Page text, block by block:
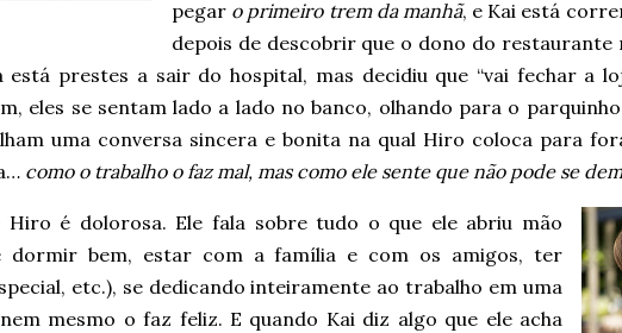
pegar o primeiro trem da manhã, e Kai está
depois de descobrir que o dono do restaurante
está prestes a sair do hospital, mas decidiu que “vai fechar a
eles se sentam lado a lado no banco, olhando para o
uma conversa sincera e bonita na qual Hiro coloca para
como o trabalho o faz mal, mas como ele sente que não pode se
Hiro é dolorosa. Ele fala sobre tudo o que ele abriu mão
dormir bem, estar com a família e com os amigos, ter
etc.), se dedicando inteiramente ao trabalho em uma
mesmo o faz feliz. E quando Kai diz algo que ele acha